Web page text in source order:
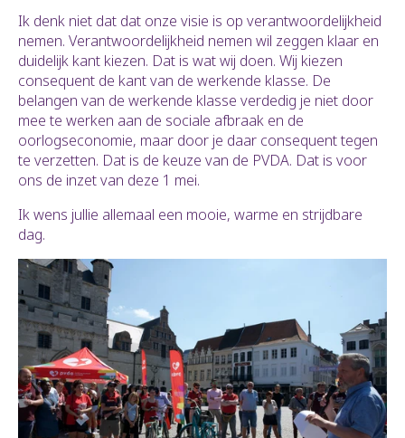
Ik denk niet dat dat onze visie is op verantwoordelijkheid
nemen. Verantwoordelijkheid nemen wil zeggen klaar en
duidelijk kant kiezen. Dat is wat wij doen. Wij kiezen
consequent de kant van de werkende klasse. De
belangen van de werkende klasse verdedig je niet door
mee te werken aan de sociale afbraak en de
oorlogseconomie, maar door je daar consequent tegen
te verzetten. Dat is de keuze van de PVDA. Dat is voor
ons de inzet van deze 1 mei.
Ik wens jullie allemaal een mooie, warme en strijdbare
dag.